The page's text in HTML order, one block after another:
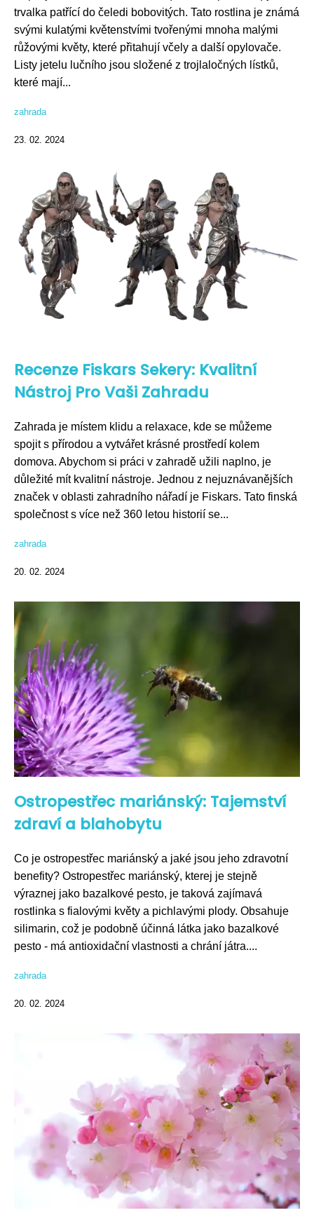
trvalka patřící do čeledi bobovitých. Tato rostlina je známá
svými kulatými květenstvími tvořenými mnoha malými
růžovými květy, které přitahují včely a další opylovače.
Listy jetelu lučního jsou složené z trojlaločných lístků,
které mají...
zahrada
23. 02. 2024
Recenze Fiskars Sekery: Kvalitní
Nástroj Pro Vaši Zahradu
Zahrada je místem klidu a relaxace, kde se můžeme
spojit s přírodou a vytvářet krásné prostředí kolem
domova. Abychom si práci v zahradě užili naplno, je
důležité mít kvalitní nástroje. Jednou z nejuznávanějších
značek v oblasti zahradního nářadí je Fiskars. Tato finská
společnost s více než 360 letou historií se...
zahrada
20. 02. 2024
Ostropestřec mariánský: Tajemství
zdraví a blahobytu
Co je ostropestřec mariánský a jaké jsou jeho zdravotní
benefity? Ostropestřec mariánský, kterej je stejně
výraznej jako bazalkové pesto, je taková zajímavá
rostlinka s fialovými květy a pichlavými plody. Obsahuje
silimarin, což je podobně účinná látka jako bazalkové
pesto - má antioxidační vlastnosti a chrání játra....
zahrada
20. 02. 2024